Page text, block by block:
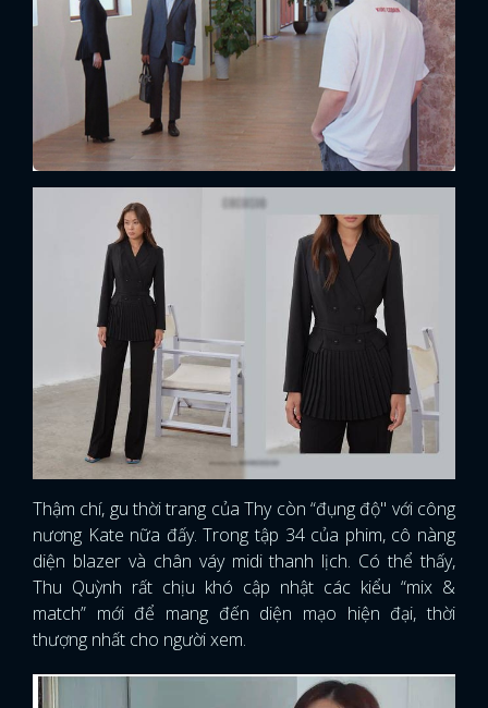
ĐĂNG NHẬP
Thậm chí, gu thời trang của Thy còn “đụng độ" với công
nương Kate nữa đấy. Trong tập 34 của phim, cô nàng
diện blazer và chân váy midi thanh lịch. Có thể thấy,
Thu Quỳnh rất chịu khó cập nhật các kiểu “mix &
match” mới để mang đến diện mạo hiện đại, thời
thượng nhất cho người xem.